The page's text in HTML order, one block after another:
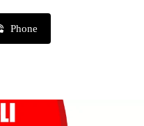
Phone